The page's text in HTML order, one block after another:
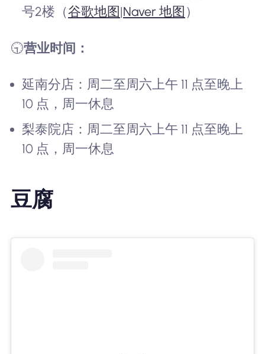
号2楼（谷歌地图|Naver 地图 ）
🕤营业时间：
延南分店：周二至周六上午 11 点至晚上
10 点，周一休息
梨泰院店：周二至周六上午 11 点至晚上
10 点，周一休息
豆腐